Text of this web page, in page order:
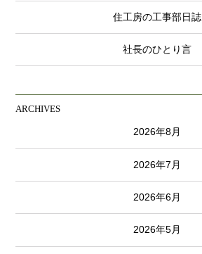
住工房の工事部日誌
社長のひとり言
ARCHIVES
2026年8月
2026年7月
2026年6月
2026年5月